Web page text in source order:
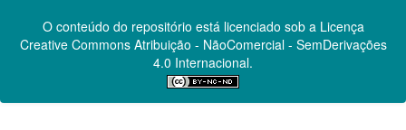
O conteúdo do repositório está licenciado sob a Licença
Creative CommonsAtribuição - NãoComercial - SemDerivações
4.0 Internacional.